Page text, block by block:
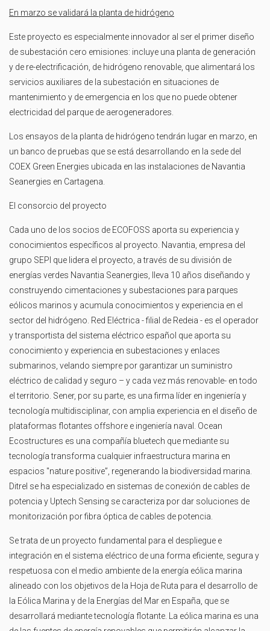
En marzo se validará la planta de hidrógeno
Este proyecto es especialmente innovador al ser el primer diseño
de subestación cero emisiones: incluye una planta de generación
y de re-electrificación, de hidrógeno renovable, que alimentará los
servicios auxiliares de la subestación en situaciones de
mantenimiento y de emergencia en los que no puede obtener
electricidad del parque de aerogeneradores.
Los ensayos de la planta de hidrógeno tendrán lugar en marzo, en
un banco de pruebas que se está desarrollando en la sede del
COEX Green Energies ubicada en las instalaciones de Navantia
Seanergies en Cartagena.
El consorcio del proyecto
Cada uno de los socios de ECOFOSS aporta su experiencia y
conocimientos específicos al proyecto. Navantia, empresa del
grupo SEPI que lidera el proyecto, a través de su división de
energías verdes Navantia Seanergies, lleva 10 años diseñando y
construyendo cimentaciones y subestaciones para parques
eólicos marinos y acumula conocimientos y experiencia en el
sector del hidrógeno. Red Eléctrica - filial de Redeia - es el operador
y transportista del sistema eléctrico español que aporta su
conocimiento y experiencia en subestaciones y enlaces
submarinos, velando siempre por garantizar un suministro
eléctrico de calidad y seguro – y cada vez más renovable- en todo
el territorio. Sener, por su parte, es una firma líder en ingeniería y
tecnología multidisciplinar, con amplia experiencia en el diseño de
plataformas flotantes offshore e ingeniería naval. Ocean
Ecostructures es una compañía bluetech que mediante su
tecnología transforma cualquier infraestructura marina en
espacios "nature positive”, regenerando la biodiversidad marina.
Ditrel se ha especializado en sistemas de conexión de cables de
potencia y Uptech Sensing se caracteriza por dar soluciones de
monitorización por fibra óptica de cables de potencia.
Se trata de un proyecto fundamental para el despliegue e
integración en el sistema eléctrico de una forma eficiente, segura y
respetuosa con el medio ambiente de la energía eólica marina
alineado con los objetivos de la Hoja de Ruta para el desarrollo de
la Eólica Marina y de la Energías del Mar en España, que se
desarrollará mediante tecnología flotante. La eólica marina es una